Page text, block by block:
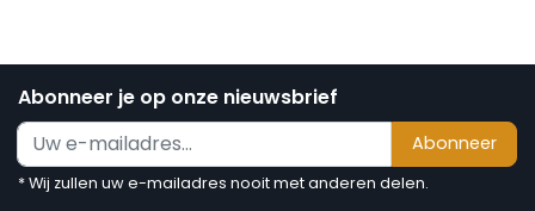
Abonneer je op onze nieuwsbrief
Abonneer
* Wij zullen uw e-mailadres nooit met anderen delen.